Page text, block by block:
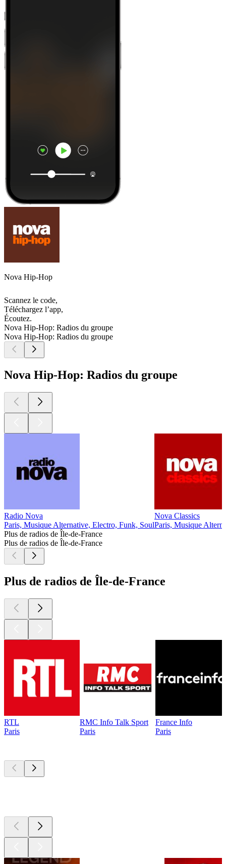
Nova Hip-Hop
Scannez le code,
Téléchargez l’app,
Écoutez.
Nova Hip-Hop: Radios du groupe
Nova Hip-Hop: Radios du groupe
Nova Hip-Hop: Radios du groupe
Radio Nova
Paris, Musique Alternative, Electro, Funk, Soul
Nova Classics
Paris, Musique
Plus de radios de Île-de-France
Plus de radios de Île-de-France
Plus de radios de Île-de-France
RTL
Paris
RMC Info Talk Sport
Paris
France Info
Paris